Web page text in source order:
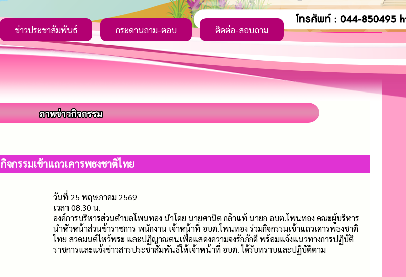
ข่าวประชาสัมพันธ์ กระดานถาม-ตอบ ติดต่อ-สอบถาม
กิจกรรมเข้าแถวเคารพธงชาติไทย
วันที่ 25 พฤษภาคม 2569
เวลา 08.30 น.
องค์การบริหารส่วนตำบลโพนทอง นำโดย นายศานิต กล้าแท้ นายก อบต.โพนทอง คณะผู้บริหาร
นำหัวหน้าส่วนข้าราชการ พนักงาน เจ้าหน้าที่ อบต.โพนทอง ร่วมกิจกรรมเข้าแถวเคารพธงชาติ
ไทย สวดมนต์ไหว้พระ และปฏิญาณตนเพื่อแสดงความจงรักภักดี พร้อมแจ้งแนวทางการปฏิบัติ
ราชการและแจ้งข่าวสารประชาสัมพันธ์ให้เจ้าหน้าที่ อบต. ได้รับทราบและปฏิบัติตาม